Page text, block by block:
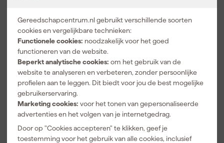
Gereedschapcentrum.nl gebruikt verschillende soorten
cookies en vergelijkbare technieken:
Functionele cookies: noodzakelijk voor het goed
functioneren van de website.
Beperkt analytische cookies: om het gebruik van de
website te analyseren en verbeteren, zonder persoonlijke
profielen aan te leggen. Dit biedt voor jou de best mogelijke
gebruikerservaring.
Marketing cookies: voor het tonen van gepersonaliseerde
advertenties en het volgen van je internetgedrag.
Door op "Cookies accepteren" te klikken, geef je
toestemming voor het gebruik van alle cookies, inclusief
18V XR compacte accu
stiftslijper
Morgen bezorgd
Adviesprijs 277,90
221,88
incl. BTW
Vergelijk
422B 12V Li-Ion accu
rechte stiftslijper set (1x
2,0Ah & 1x 4,0Ah) in tas
- 6/8mm -
Morgen bezorgd
Adviesprijs 377,00
309,69
Vergelijk